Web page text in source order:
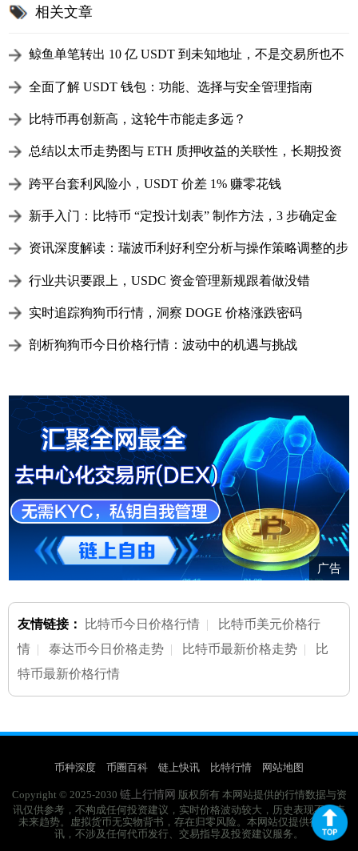
相关文章
鲸鱼单笔转出 10 亿 USDT 到未知地址，不是交易所也不
全面了解 USDT 钱包：功能、选择与安全管理指南
比特币再创新高，这轮牛市能走多远？
总结以太币走势图与 ETH 质押收益的关联性，长期投资
跨平台套利风险小，USDT 价差 1% 赚零花钱
新手入门：比特币 “定投计划表” 制作方法，3 步确定金
资讯深度解读：瑞波币利好利空分析与操作策略调整的步
行业共识要跟上，USDC 资金管理新规跟着做没错
实时追踪狗狗币行情，洞察 DOGE 价格涨跌密码
剖析狗狗币今日价格行情：波动中的机遇与挑战
广告
友情链接： 比特币今日价格行情 | 比特币美元价格行
情 |泰达币今日价格走势 | 比特币最新价格走势 | 比
特币最新价格行情
币种深度 币圈百科 链上快讯 比特行情 网站地图
Copyright © 2025-2030 链上行情网 版权所有 本网站提供的行情数据与资
讯仅供参考，不构成任何投资建议，实时价格波动较大，历史表现不代表
未来趋势。虚拟货币无实物背书，存在归零风险。本网站仅提供行业资
讯，不涉及任何代币发行、交易指导及投资建议服务。